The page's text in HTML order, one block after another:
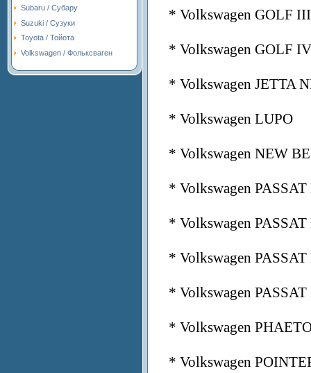
Subaru / Субару
Suzuki / Сузуки
Toyota / Тойота
Volkswagen / Фольксваген
* Volkswagen GOLF
* Volkswagen GOLF IV
* Volkswagen JETTA
* Volkswagen LUPO
* Volkswagen NEW
* Volkswagen PASSAT
* Volkswagen PASSAT
* Volkswagen PASSAT
* Volkswagen PASSAT
* Volkswagen
* Volkswagen